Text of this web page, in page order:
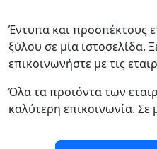
Έντυπα και προσπέκτους
ξύλου σε μία ιστοσελίδα.
επικοινωνήστε με τις
Όλα τα προϊόντα των
καλύτερη επικοινωνία. Σε